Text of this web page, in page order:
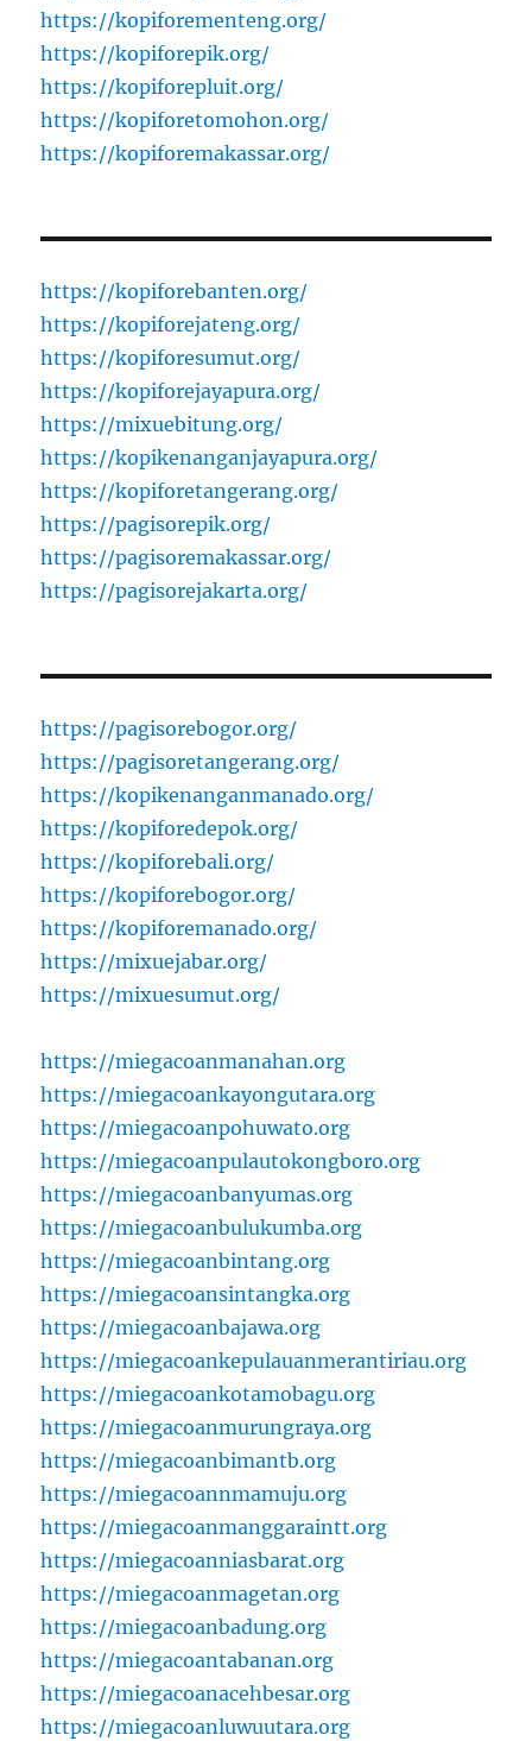
https://kopiforementeng.org/
https://kopiforepik.org/
https://kopiforepluit.org/
https://kopiforetomohon.org/
https://kopiforemakassar.org/
https://kopiforebanten.org/
https://kopiforejateng.org/
https://kopiforesumut.org/
https://kopiforejayapura.org/
https://mixuebitung.org/
https://kopikenanganjayapura.org/
https://kopiforetangerang.org/
https://pagisorepik.org/
https://pagisoremakassar.org/
https://pagisorejakarta.org/
https://pagisorebogor.org/
https://pagisoretangerang.org/
https://kopikenanganmanado.org/
https://kopiforedepok.org/
https://kopiforebali.org/
https://kopiforebogor.org/
https://kopiforemanado.org/
https://mixuejabar.org/
https://mixuesumut.org/
https://miegacoanmanahan.org
https://miegacoankayongutara.org
https://miegacoanpohuwato.org
https://miegacoanpulautokongboro.org
https://miegacoanbanyumas.org
https://miegacoanbulukumba.org
https://miegacoanbintang.org
https://miegacoansintangka.org
https://miegacoanbajawa.org
https://miegacoankepulauanmerantiriau.org
https://miegacoankotamobagu.org
https://miegacoanmurungraya.org
https://miegacoanbimantb.org
https://miegacoannmamuju.org
https://miegacoanmanggaraintt.org
https://miegacoanniasbarat.org
https://miegacoanmagetan.org
https://miegacoanbadung.org
https://miegacoantabanan.org
https://miegacoanacehbesar.org
https://miegacoanluwuutara.org